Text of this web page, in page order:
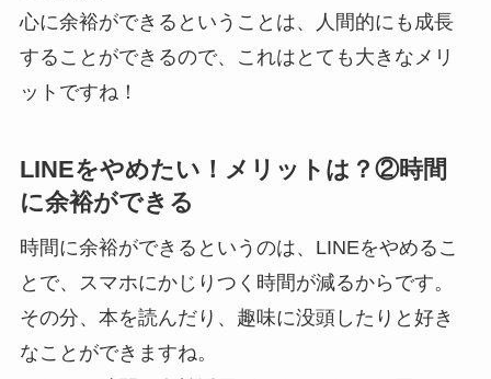
心に余裕ができるということは、人間的にも成長
することができるので、これはとても大きなメリ
ットですね！
LINEをやめたい！メリットは？②時間
に余裕ができる
時間に余裕ができるというのは、LINEをやめるこ
とで、スマホにかじりつく時間が減るからです。
その分、本を読んだり、趣味に没頭したりと好き
なことができますね。